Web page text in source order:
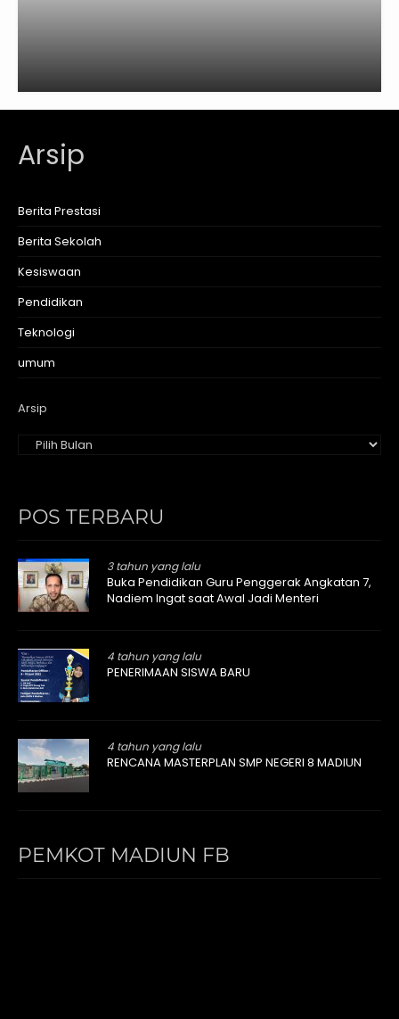
Arsip
Berita Prestasi
Berita Sekolah
Kesiswaan
Pendidikan
Teknologi
umum
Arsip
POS TERBARU
3 tahun yang lalu
Buka Pendidikan Guru Penggerak Angkatan 7,
Nadiem Ingat saat Awal Jadi Menteri
4 tahun yang lalu
PENERIMAAN SISWA BARU
4 tahun yang lalu
RENCANA MASTERPLAN SMP NEGERI 8 MADIUN
PEMKOT MADIUN FB